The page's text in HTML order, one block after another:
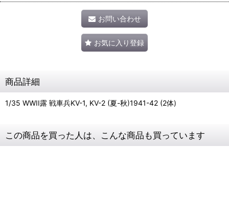
お問い合わせ
お気に入り登録
商品詳細
1/35 WWII露 戦車兵KV-1, KV-2 (夏-秋)1941-42 (2体)
この商品を買った人は、こんな商品も買っています